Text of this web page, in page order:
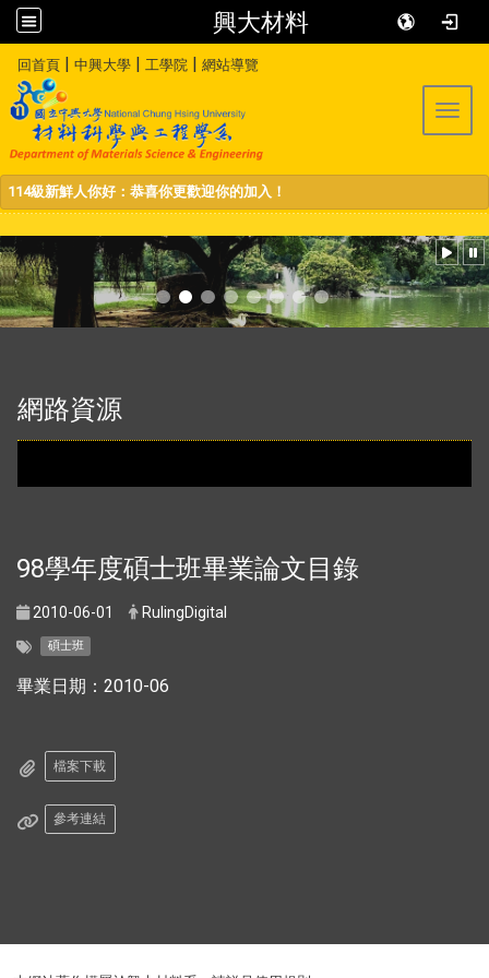
興大材料
回首頁 | 中興大學 | 工學院 | 網站導覽
114級新鮮人你好：恭喜你更歡迎你的加入！
網路資源
98學年度碩士班畢業論文目錄
2010-06-01 RulingDigital
碩士班
畢業日期：2010-06
檔案下載
參考連結